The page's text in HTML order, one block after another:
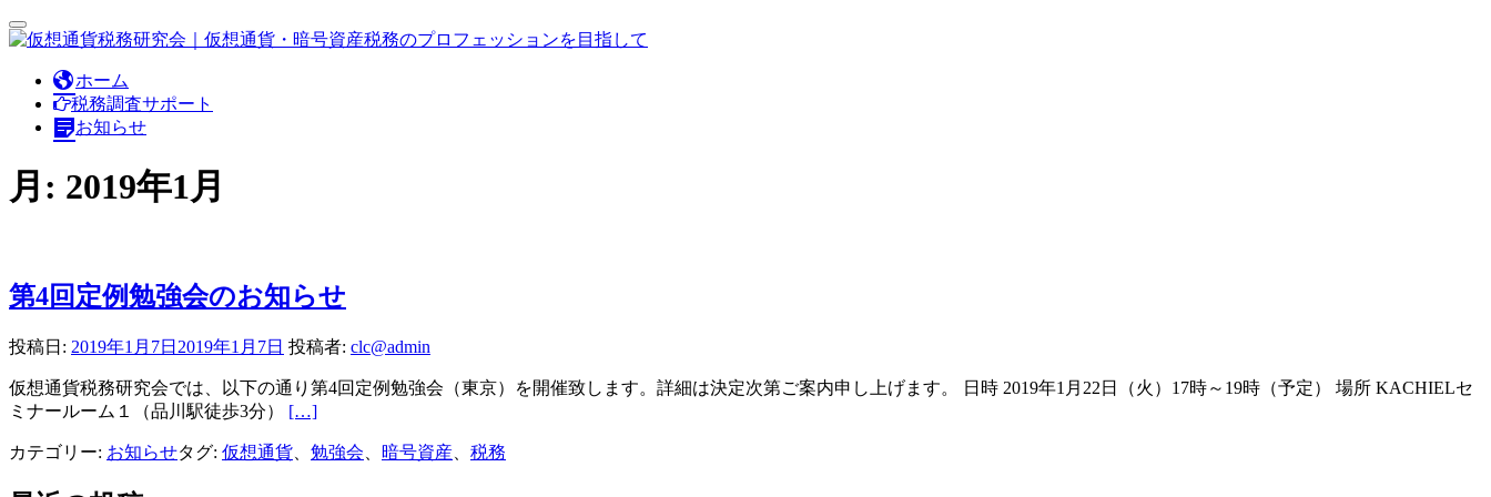
ナ
ビ
切
り
ツ
へ
プ
ホーム
税務調査サポート
お知らせ
月: 2019年1月
第4回定例勉強会のお知らせ
投稿日: 2019年1月7日 2019年1月7日 投稿者: clc@admin
仮想通貨税務研究会では、以下の通り第4回定例勉強会（東京）を開催致します。詳細は決定次第ご案内申し上げます。 日時 2019年1月22日（火）17時～19時（予定） 場所 KACHIELセ
ミナールーム１（品川駅徒歩3分） Read
about
[…]
カテゴリー: お知らせタグ: 仮想通貨 勉強会 暗号資産 税務